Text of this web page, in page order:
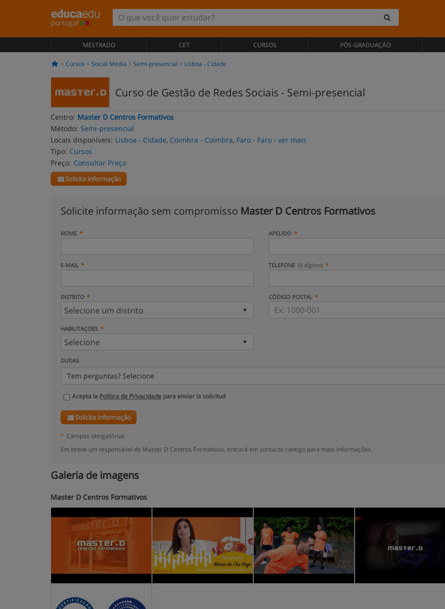
portugal
MESTRADO CET CURSOS PÓS-GRADUAÇÃO
Cursos Social Media Semi-presencial Lisboa - Cidade
Curso de Gestão de Redes Sociais - Semi-presencial
Centro: Master D Centros Formativos
Método: Semi-presencial
Locais disponíveis: Lisboa - Cidade, Coimbra - Coimbra, Faro - Faro - ver mais
Tipo: Cursos
Preço: Consultar Preço
Solicite informação
Solicite informação sem compromisso Master D Centros Formativos
NOME APELIDO
E-MAIL TELEFONE (9 dígitos)
DISTRITO CÓDIGO POSTAL
HABILITAÇOES
DUDAS
Tem perguntas? Selecione
Acepta la Política de Privacidade para enviar la solicitud
Solicite informação
* Campos obrigatórios
Em breve um responsável de Master D Centros Formativos, entrará em contacto contigo para mais informações.
Galeria de imagens
Master D Centros Formativos